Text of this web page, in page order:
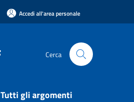
Accedi all'area personale
Cerca
Tutti gli argomenti